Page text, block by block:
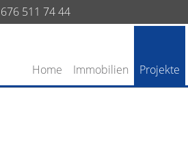
511 74 44
Home Immobilien Projekte